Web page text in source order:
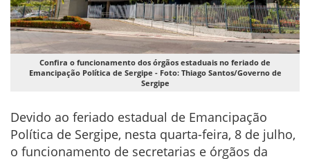
Confira o funcionamento dos órgãos estaduais no feriado de
Emancipação Política de Sergipe - Foto: Thiago Santos/Governo de
Sergipe
Devido ao feriado estadual de Emancipação
Política de Sergipe, nesta quarta-feira, 8 de julho,
o funcionamento de secretarias e órgãos da